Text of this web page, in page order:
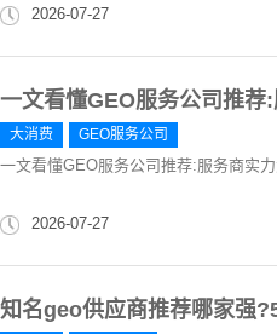
2026-07-27
一文看懂GEO服务公司推荐
大消费 GEO服务公司
一文看懂GEO服务公司推荐:服务商实
2026-07-27
知名geo供应商推荐哪家强